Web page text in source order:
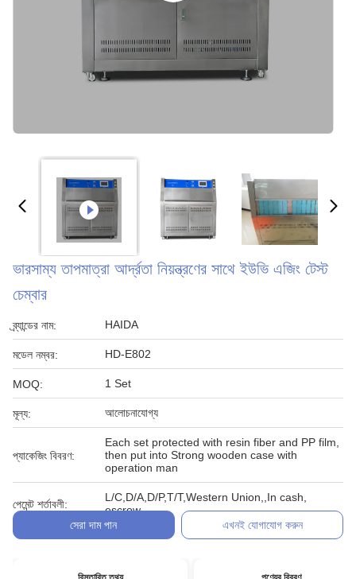
ভারসাম্য তাপমাত্রা আর্দ্রতা নিয়ন্ত্রণের সাথে ইউভি এজিং টেস্ট
চেম্বার
ব্র্যান্ডের নাম: HAIDA
মডেল নম্বর: HD-E802
MOQ: 1 Set
মূল্য: আলোচনাযোগ্য
প্যাকেজিং বিবরণ:
Each set protected with resin fiber and PP film,
then put into Strong wooden case with
operation man
পেমেন্ট শর্তাবলী:
L/C,D/A,D/P,T/T,Western Union,,In cash,
escrow
সেরা দাম পান
এখনই যোগাযোগ করুন